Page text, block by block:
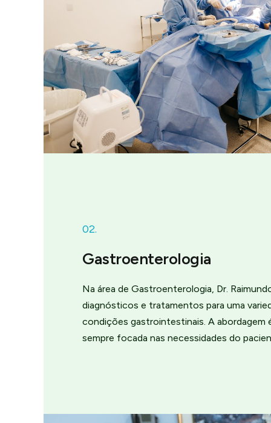
02.
Gastroenterologia
Na área de Gastroenterologia, Dr.
diagnósticos e tratamentos para uma
condições gastrointestinais. A abordagem
sempre focada nas necessidades do